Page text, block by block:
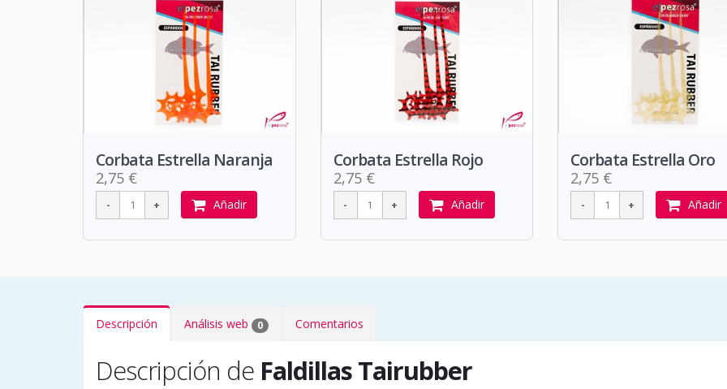
Corbata Estrella Naranja
2,75 €
Añadir
Corbata Estrella Rojo
2,75 €
Añadir
Corbata Estrella Oro
2,75 €
Añadir
Descripción Análisis web 0 Comentarios
Descripción de Faldillas Tairubber